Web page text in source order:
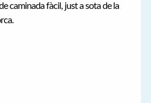
caminada fàcil, just a sota de la